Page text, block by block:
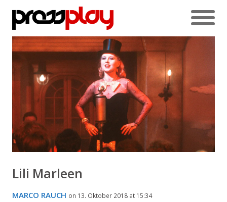
Lili Marleen
MARCO RAUCH on 13. Oktober 2018 at 15:34